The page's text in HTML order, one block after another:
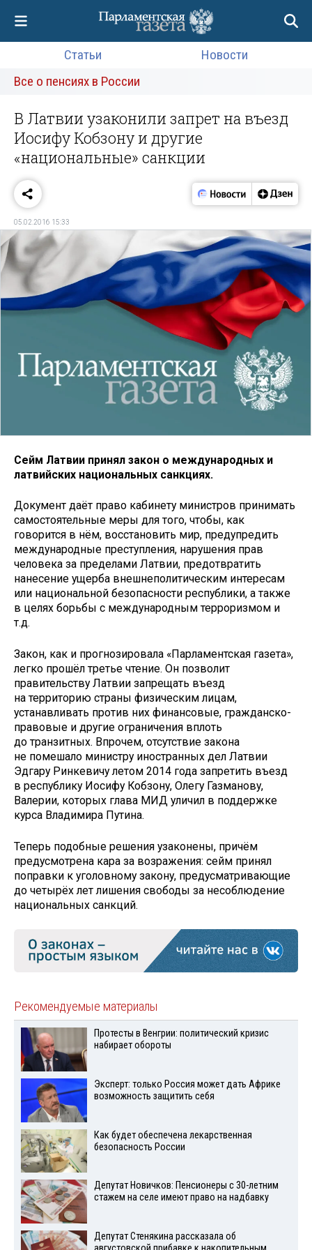
Статьи
Новости
Все о пенсиях в России
В Латвии узаконили запрет на въезд
Иосифу Кобзону и другие
«национальные» санкции
05.02.2016 15:33
Сейм Латвии принял закон о международных и
латвийских национальных санкциях.
Документ даёт право кабинету министров принимать
самостоятельные меры для того, чтобы, как
говорится в нём, восстановить мир, предупредить
международные преступления, нарушения прав
человека за пределами Латвии, предотвратить
нанесение ущерба внешнеполитическим интересам
или национальной безопасности республики, а также
в целях борьбы с международным терроризмом и
т.д.
Закон, как и прогнозировала «Парламентская газета»,
легко прошёл третье чтение. Он позволит
правительству Латвии запрещать въезд
на территорию страны физическим лицам,
устанавливать против них финансовые, гражданско-
правовые и другие ограничения вплоть
до транзитных. Впрочем, отсутствие закона
не помешало министру иностранных дел Латвии
Эдгару Ринкевичу летом 2014 года запретить въезд
в республику Иосифу Кобзону, Олегу Газманову,
Валерии, которых глава МИД уличил в поддержке
курса Владимира Путина.
Теперь подобные решения узаконены, причём
предусмотрена кара за возражения: сейм принял
поправки к уголовному закону, предусматривающие
до четырёх лет лишения свободы за несоблюдение
национальных санкций.
Рекомендуемые материалы
Протесты в Венгрии: политический кризис
набирает обороты
Эксперт: только Россия может дать Африке
возможность защитить себя
Как будет обеспечена лекарственная
безопасность России
Депутат Новичков: Пенсионеры с 30-летним
стажем на селе имеют право на надбавку
Депутат Стенякина рассказала об